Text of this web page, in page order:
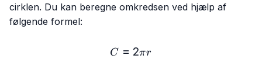
cirklen. Du kan beregne omkredsen ved hjælp af
følgende formel:
C = 2πr
C = 2πr